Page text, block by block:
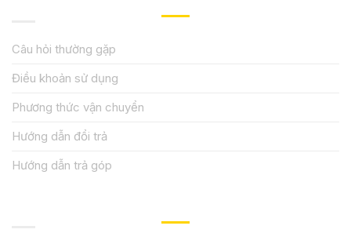
Câu hỏi thường gặp
Điều khoản sử dụng
Phương thức vận chuyển
Hướng dẫn đổi trả
Hướng dẫn trả góp